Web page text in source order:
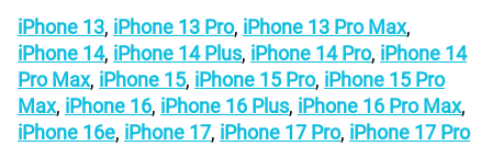
iPhone 13, iPhone 13 Pro, iPhone 13 Pro Max,
iPhone 14, iPhone 14 Plus, iPhone 14 Pro, iPhone 14
Pro Max, iPhone 15, iPhone 15 Pro, iPhone 15 Pro
Max, iPhone 16, iPhone 16 Plus, iPhone 16 Pro Max,
iPhone 16e, iPhone 17, iPhone 17 Pro, iPhone 17 Pro